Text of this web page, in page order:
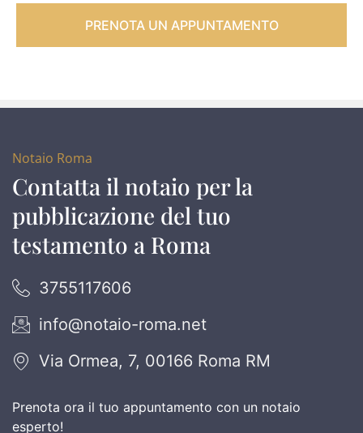
PRENOTA UN APPUNTAMENTO
Notaio Roma
Contatta il notaio per la
pubblicazione del tuo
testamento a Roma
3755117606
info@notaio-roma.net
Via Ormea, 7, 00166 Roma RM
Prenota ora il tuo appuntamento con un notaio
esperto!